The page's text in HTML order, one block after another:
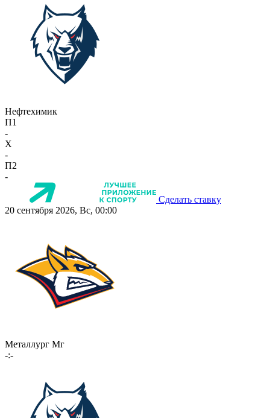
Нефтехимик
П1
-
X
-
П2
-
Сделать ставку
20 сентября 2026, Вс, 00:00
Металлург Мг
-:-